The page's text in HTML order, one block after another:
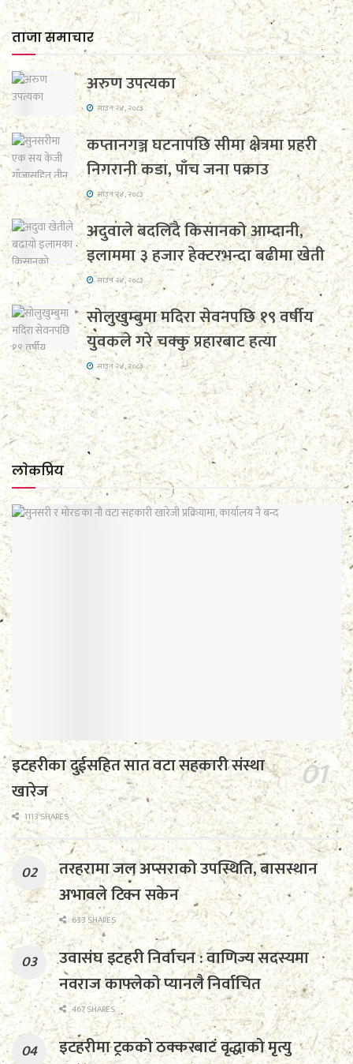
ताजा समाचार
अरुण उपत्यका
साउन २४, २०८३
कप्तानगञ्ज घटनापछि सीमा क्षेत्रमा प्रहरी
निगरानी कडा, पाँच जना पक्राउ
साउन २४, २०८३
अदुवाले बदलिँदै किसानको आम्दानी,
इलाममा ३ हजार हेक्टरभन्दा बढीमा खेती
साउन २४, २०८३
सोलुखुम्बुमा मदिरा सेवनपछि १९ वर्षीय
युवकले गरे चक्कु प्रहारबाट हत्या
साउन २४, २०८३
लाेकप्रिय
इटहरीका दुईसहित सात वटा सहकारी संस्था
खारेज
1113 SHARES
तरहरामा जल अप्सराको उपस्थिति, बासस्थान
अभावले टिक्न सकेन
633 SHARES
उवासंघ इटहरी निर्वाचन : वाणिज्य सदस्यमा
नवराज काफ्लेको प्यानलै निर्वाचित
467 SHARES
इटहरीमा ट्रकको ठक्करबाट वृद्धाको मृत्यु